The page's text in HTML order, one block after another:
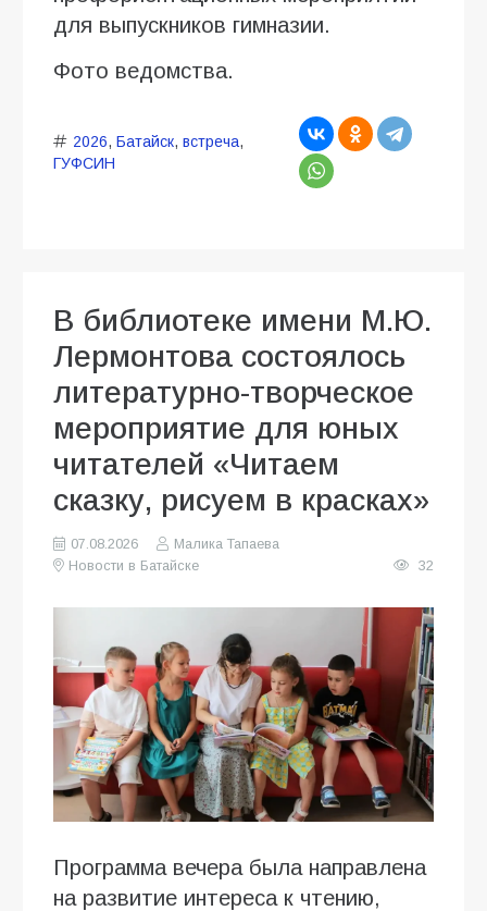
для выпускников гимназии.
Фото ведомства.
2026, Батайск, встреча,
ГУФСИН
В библиотеке имени М.Ю.
Лермонтова состоялось
литературно-творческое
мероприятие для юных
читателей «Читаем
сказку, рисуем в красках»
07.08.2026
Малика Тапаева
Новости в Батайске
32
Программа вечера была направлена
на развитие интереса к чтению,